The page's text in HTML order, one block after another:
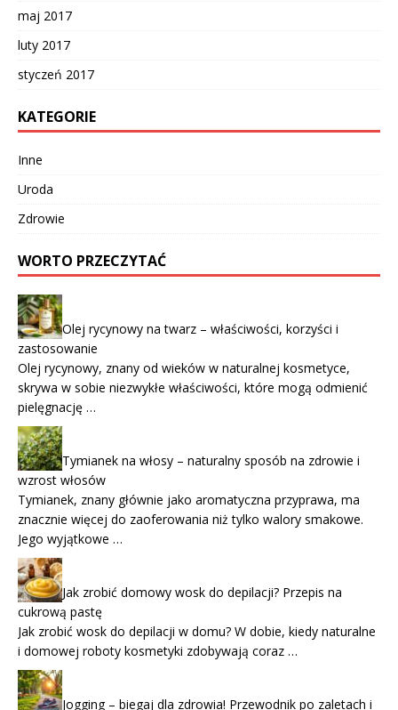
maj 2017
luty 2017
styczeń 2017
KATEGORIE
Inne
Uroda
Zdrowie
WORTO PRZECZYTAĆ
Olej rycynowy na twarz – właściwości, korzyści i
zastosowanie
Olej rycynowy, znany od wieków w naturalnej kosmetyce,
skrywa w sobie niezwykłe właściwości, które mogą odmienić
pielęgnację …
Tymianek na włosy – naturalny sposób na zdrowie i
wzrost włosów
Tymianek, znany głównie jako aromatyczna przyprawa, ma
znacznie więcej do zaoferowania niż tylko walory smakowe.
Jego wyjątkowe …
Jak zrobić domowy wosk do depilacji? Przepis na
cukrową pastę
Jak zrobić wosk do depilacji w domu? W dobie, kiedy naturalne
i domowej roboty kosmetyki zdobywają coraz …
Jogging – biegaj dla zdrowia! Przewodnik po zaletach i